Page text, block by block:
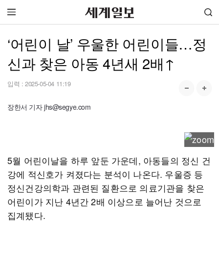
‘어린이 날’ 우울한 어린이들…정
신과 찾은 아동 4년새 2배↑
입력 : 2025-05-04 11:19
장한서 기자 jhs@segye.com
5월 어린이날을 하루 앞둔 가운데, 아동들의 정신 건
강에 적신호가 켜졌다는 분석이 나온다. 우울증 등
정신건강의학과 관련된 질환으로 의료기관을 찾은
어린이가 지난 4년간 2배 이상으로 늘어난 것으로
집계됐다.